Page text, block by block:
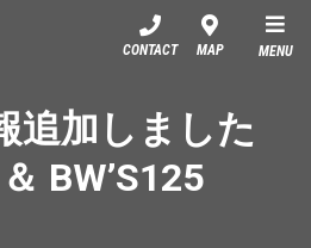
CONTACT MAP MENU
追加しました
BW’S125